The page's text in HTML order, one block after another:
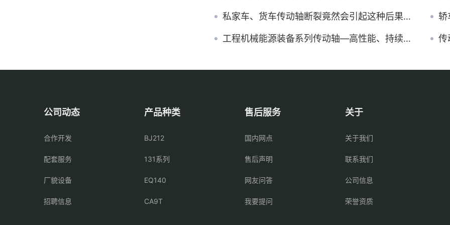
私家车、货车传动轴断裂竟然会引起这种后果？威力太大了！ 轿
工程机械能源装备系列传动轴—高性能、持续动力传输 传
公司动态
合作开发
配套服务
厂貌设备
招聘信息
产品种类
BJ212
131系列
EQ140
CA9T
售后服务
国内网点
售后声明
网友问答
我要提问
关于
关于我们
联系我们
公司信息
荣誉资质